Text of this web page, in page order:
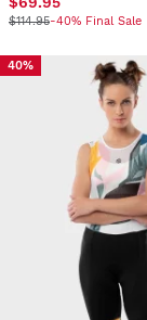
$114.95-40% Final Sale
40%